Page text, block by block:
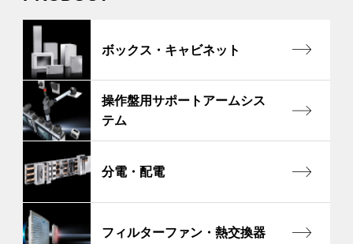
ボックス・キャビネット
操作盤用サポートアームシス
テム
分電・配電
フィルターファン・熱交換器